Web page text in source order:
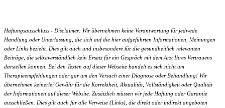
Haftungsausschluss - Disclaimer: Wir übernehmen keine Verantwortung für jedwede
Handlung oder Unterlassung, die sich auf die hier aufgeführten Informationen, Meinungen
oder Links bezieht. Dies gilt auch und insbesondere für die gesundheitlich relevanten
Beiträge, die selbstverständlich kein Ersatz für ein Gespräch mit dem Arzt Ihres Vertrauens
darstellen können. Bei den Texten auf dieser Webseite handelt es sich nicht um
Therapieempfehlungen oder gar um den Versuch einer Diagnose oder Behandlung! Wir
übernehmen keinerlei Gewähr für die Korrektheit, Aktualität, Vollständigkeit oder Qualität
der Informationen auf dieser Website. Zusätzlich müssen wir jede Haftung oder Garantie
ausschließen. Dies gilt auch für alle Verweise (Links), die direkt oder indirekt angeboten